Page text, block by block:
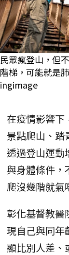
民眾瘋登山，但
階梯，可能就是
ingimage
在疫情影響下
景點爬山、踏
透過登山運動
與身體條件，
爬沒幾階就氣
彰化基督教醫
現自己與同年
顯比別人差、